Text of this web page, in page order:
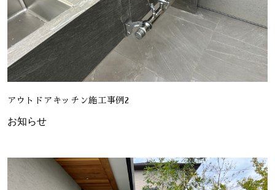
アウトドアキッチン施工事例2
お知らせ